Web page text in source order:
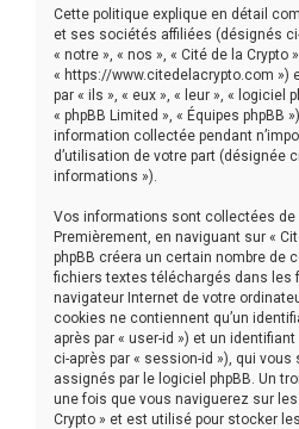
Cette politique explique en détail
et ses sociétés affiliées (désignés ci-
« notre », « nos », « Cité de la Crypto »,
« https://www.citedelacrypto.com »)
par « ils », « eux », « leur », « logiciel
« phpBB Limited », « Équipes phpBB
information collectée pendant
d’utilisation de votre part (désignée
informations »).
Vos informations sont collectées de
Premièrement, en naviguant sur «
phpBB créera un certain nombre de
fichiers textes téléchargés dans les
navigateur Internet de votre
cookies ne contiennent qu’un
après par « user-id ») et un
ci-après par « session-id »), qui
assignés par le logiciel phpBB. Un
une fois que vous naviguerez sur
Crypto » et est utilisé pour stocker